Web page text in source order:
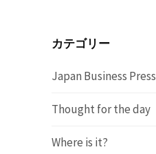
カテゴリー
Japan Business Press
Thought for the day
Where is it?